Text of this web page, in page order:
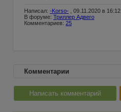
Написал: -Korso- , 09.11.2020 в 16:12
В форуме: Триллер Адвего
Комментариев: 25
Комментарии
Написать комментарий